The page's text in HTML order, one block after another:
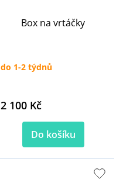
Box na vrtáčky
do 1-2 týdnů
2 100 Kč
Do košíku